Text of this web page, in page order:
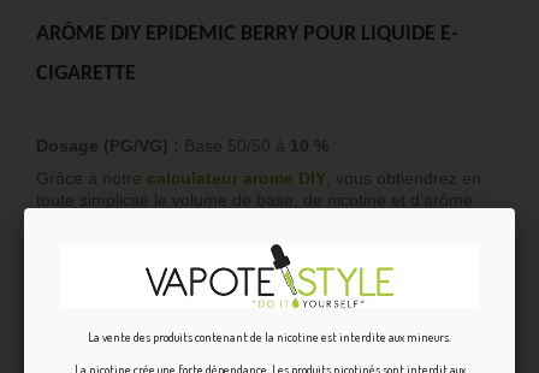
ARÔME DIY EPIDEMIC BERRY POUR LIQUIDE E-
CIGARETTE
Dosage (PG/VG) : Base 50/50 à 10 %
Grâce à notre calculateur arome DIY , vous obtiendrez en
toute simplicité le volume de base, de nicotine et d’arôme
Temps de maturation de liquide DIY Epidemic Berry
La vente des produits contenant de la nicotine est interdite aux mineurs.
La nicotine crée une forte dépendance. Les produits nicotinés sont interdit aux